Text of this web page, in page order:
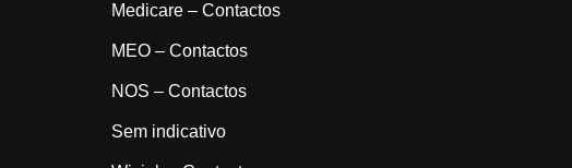
Medicare – Contactos
MEO – Contactos
NOS – Contactos
Sem indicativo